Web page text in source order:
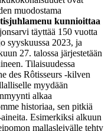
muodostama
kunnioittaa
täyttää 150 vuotta
syyskuussa 2023, ja
27. talossa järjestetään
Tilaisuudessa
des Rôtisseurs -kilven
myydään
alkaa
historiaa, sen pitkiä
Esimerkiksi alkuun
mallasleivälle tehty